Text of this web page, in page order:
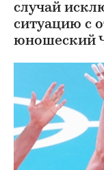
случай
ситуацию с
юношеский